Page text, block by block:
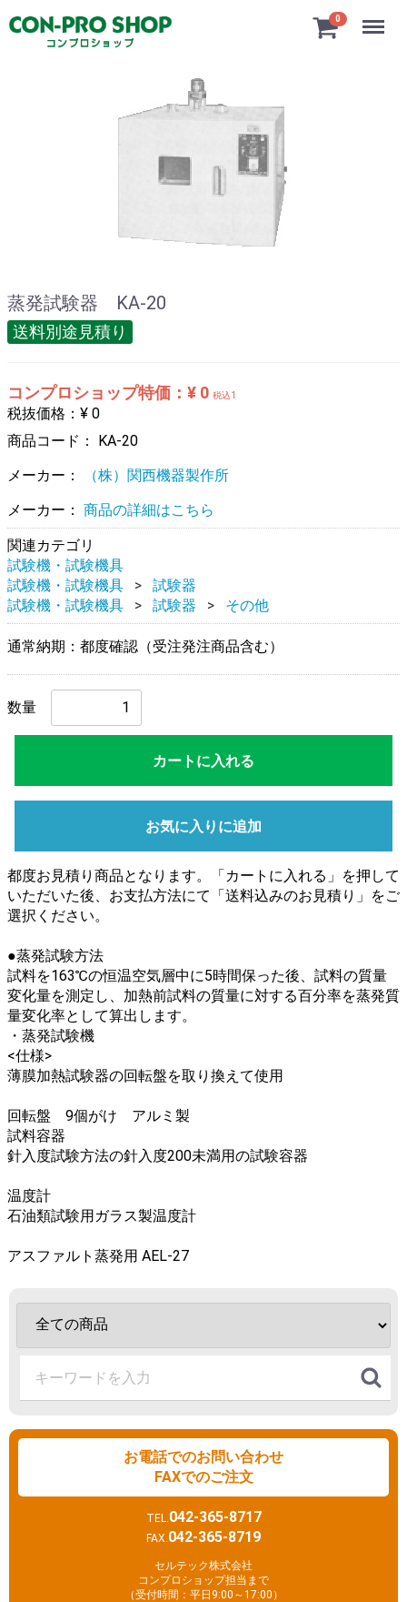
0 Menu
お電話でのお問い合わせ
FAXでのご注文
TEL. 042-365-8717
FAX. 042-365-8719
セルテック株式会社
コンプロショップ担当まで
（受付時間：平日9:00～17:00）
蒸発試験器 KA-20
送料別途見積り
コンプロショップ特価：¥ 0 税込1
税抜価格：¥ 0
商品コード： KA-20
メーカー：
（株）関西機器製作所
メーカー： 商品の詳細はこちら
関連カテゴリ
試験機・試験機具
試験機・試験機具
試験器
試験機・試験機具
試験器 その他
通常納期：都度確認（受注発注商品含む）
数量
カートに入れる
お気に入りに追加
都度お見積り商品となります。「カートに入れる」を押して
いただいた後、お支払方法にて「送料込みのお見積り」をご
選択ください。
●蒸発試験方法
試料を163℃の恒温空気層中に5時間保った後、試料の質量
変化量を測定し、加熱前試料の質量に対する百分率を蒸発質
量変化率として算出します。
・蒸発試験機
<仕様>
薄膜加熱試験器の回転盤を取り換えて使用
回転盤 9個がけ アルミ製
試料容器
針入度試験方法の針入度200未満用の試験容器
温度計
石油類試験用ガラス製温度計
アスファルト蒸発用 AEL-27